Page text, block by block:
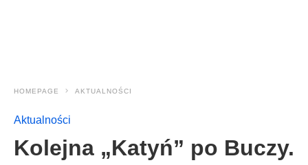
HOMEPAGE AKTUALNOŚCI
Aktualności
Kolejna „Katyń” po Buczy.